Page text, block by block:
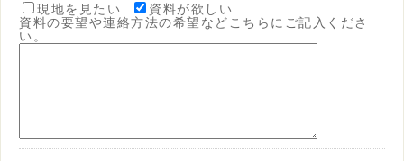
現地を見たい
資料が欲しい
資料の要望や連絡方法の希望などこちらにご記入くださ
い。